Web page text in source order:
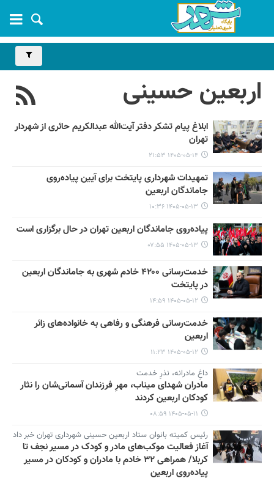
اربعین حسینی
ابلاغ پیام تشکر دفتر آیت‌الله عبدالکریم حائری از شهردار
تهران
۱۴۰۵-۰۵-۱۴ ۲۱:۵۳
تمهیدات شهرداری پایتخت برای آیین پیاده‌روی
جاماندگان اربعین
۱۴۰۵-۰۵-۱۳ ۱۰:۳۶
پیاده‌روی جاماندگان اربعین تهران در حال برگزاری است
۱۴۰۵-۰۵-۱۳ ۰۷:۵۵
خدمت‌رسانی ۴۲۰۰ خادم شهری به جاماندگان اربعین
در پایتخت
۱۴۰۵-۰۵-۱۲ ۱۴:۵۹
خدمت‌رسانی فرهنگی و رفاهی به خانواده‌های زائر
اربعین
۱۴۰۵-۰۵-۱۲ ۱۱:۲۳
داغِ مادرانه، نذرِ خدمت
مادران شهدای میناب، مهرِ فرزندان آسمانی‌شان را نثار
کودکان اربعین کردند
۱۴۰۵-۰۵-۱۱ ۰۸:۵۹
رئیس کمیته بانوان ستاد اربعین حسینی شهرداری تهران خبر داد
آغاز فعالیت موکب‌های مادر و کودک در مسیر نجف تا
کربلا/ همراهی ۳۲ خادم با مادران و کودکان در مسیر
پیاده‌روی اربعین